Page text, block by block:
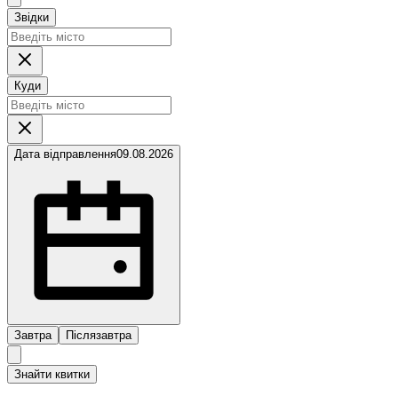
Звідки
Куди
Дата відправлення09.08.2026
Завтра Післязавтра
Знайти квитки